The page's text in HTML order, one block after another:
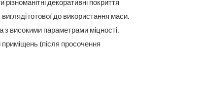
готової до використання маси.
високими параметрами міцності.
(після просочення